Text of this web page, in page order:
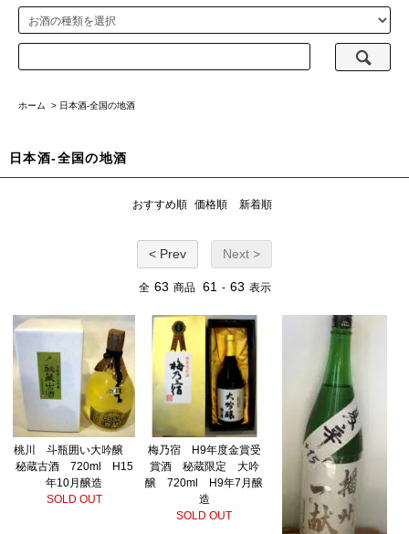
ホーム > 日本酒-全国の地酒
日本酒-全国の地酒
おすすめ順 価格順 新着順
< Prev Next >
全 63 商品 61 - 63 表示
桃川 斗瓶囲い大吟醸
秘蔵古酒 720ml H15
年10月醸造
SOLD OUT
梅乃宿 H9年度金賞受
賞酒 秘蔵限定 大吟
醸 720ml H9年7月醸
造
SOLD OUT